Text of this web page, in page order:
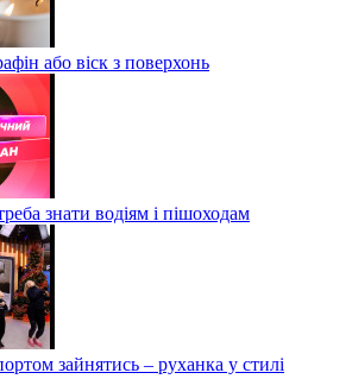
або віск з поверхонь
знати водіям і пішоходам
зайнятись – руханка у стилі